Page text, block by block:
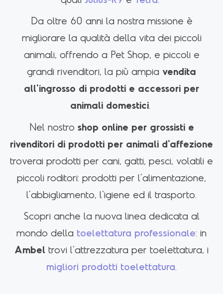
Da oltre 60 anni la nostra missione è
migliorare la qualità della vita dei piccoli
animali, offrendo a Pet Shop, e piccoli e
grandi rivenditori, la più ampia vendita
all'ingrosso di prodotti e accessori per
animali domestici.
Nel nostro shop online per grossisti e
rivenditori di prodotti per animali d'affezione
troverai prodotti per cani, gatti, pesci, volatili e
piccoli roditori: prodotti per l’alimentazione,
l’abbigliamento, l'igiene ed il trasporto.
Scopri anche la nuova linea dedicata al
mondo della toelettatura professionale: in
Ambel trovi l’attrezzatura per toelettatura, i
migliori prodotti toelettatura.